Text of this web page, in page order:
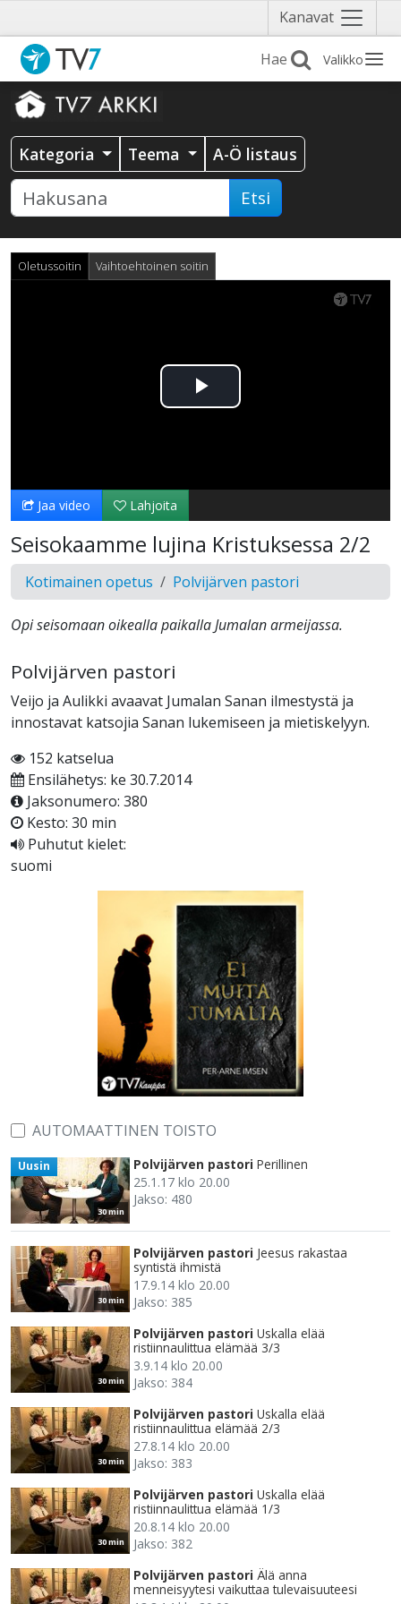
Kanavat Näytä
valikko
Valikko
Kategoria Teema A-Ö listaus
Etsi
Oletussoitin Vaihtoehtoinen soitin
Toista
Jaa video Lahjoita
Seisokaamme lujina Kristuksessa 2/2
Kotimainen opetus Polvijärven pastori
Opi seisomaan oikealla paikalla Jumalan armeijassa.
Polvijärven pastori
Veijo ja Aulikki avaavat Jumalan Sanan ilmestystä ja
innostavat katsojia Sanan lukemiseen ja mietiskelyyn.
152 katselua
Ensilähetys: ke 30.7.2014
Jaksonumero: 380
Kesto: 30 min
Puhutut kielet:
suomi
AUTOMAATTINEN TOISTO
30 min
Uusin Polvijärven pastori Perillinen
25.1.17 klo 20.00
Jakso: 480
30 min
Polvijärven pastori Jeesus rakastaa
syntistä ihmistä
17.9.14 klo 20.00
Jakso: 385
30 min
Polvijärven pastori Uskalla elää
ristiinnaulittua elämää 3/3
3.9.14 klo 20.00
Jakso: 384
30 min
Polvijärven pastori Uskalla elää
ristiinnaulittua elämää 2/3
27.8.14 klo 20.00
Jakso: 383
30 min
Polvijärven pastori Uskalla elää
ristiinnaulittua elämää 1/3
20.8.14 klo 20.00
Jakso: 382
Polvijärven pastori Älä anna
menneisyytesi vaikuttaa tulevaisuuteesi